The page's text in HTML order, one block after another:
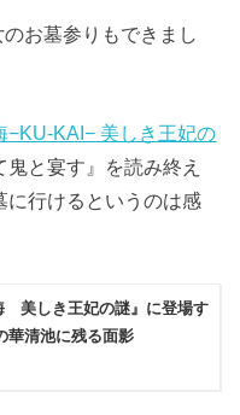
お墓参りもできまし
−KU-KAI− 美しき王妃の
と宴す』を読み終え
に行けるというのは感
美しき王妃の謎』に登場す
清池に残る面影